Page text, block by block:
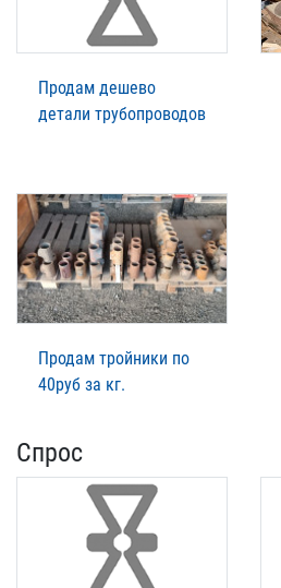
Продам дешево
детали трубопроводов
Продам тройники по
40руб за кг.
Спрос